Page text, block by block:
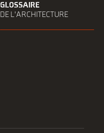
GLOSSAIRE
DE L'ARCHITECTURE